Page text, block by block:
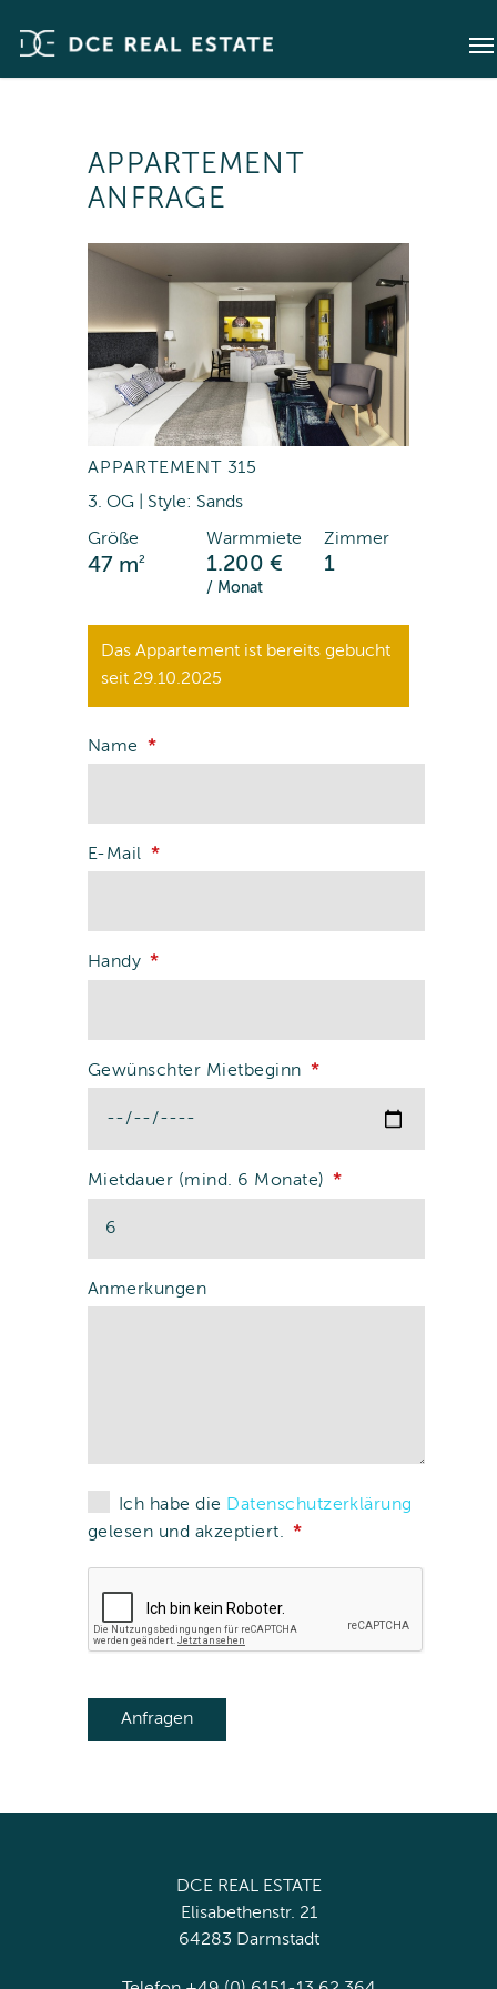
APPARTEMENT
ANFRAGE
APPARTEMENT 315
3. OG | Style: Sands
Größe
47 m2
Warmmiete
1.200 €
/ Monat
Zimmer
1
Das Appartement ist bereits gebucht
seit 29.10.2025
Name
E-Mail
Handy
Gewünschter Mietbeginn
Mietdauer (mind. 6 Monate)
Anmerkungen
Ich habe die Datenschutzerklärung
gelesen und akzeptiert.
DCE REAL ESTATE
Elisabethenstr. 21
64283 Darmstadt